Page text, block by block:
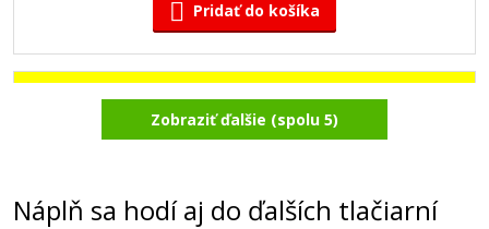
Pridať do košíka
Xerox 106R01475 (Žltý)
Zobraziť ďalšie (spolu 5)
Náplň sa hodí aj do ďalších tlačiarní